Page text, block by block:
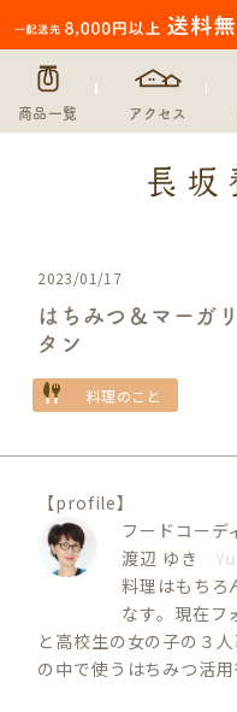
商品一覧 アクセス
2023/01/17
はちみつ＆マーガ
タン
料理のこと
【profile】
フードコーデ
渡辺 ゆき
料理はもちろ
なす。現在フ
と高校生の女の子の３
の中で使うはちみつ活